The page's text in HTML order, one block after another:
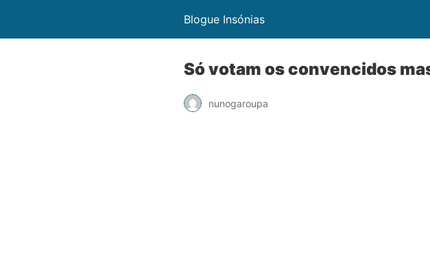
Blogue Insónias
Só votam os convencidos
nunogaroupa